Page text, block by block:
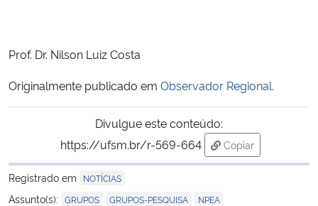
Prof. Dr. Nilson Luiz Costa
Originalmente publicado em Observador Regional.
Divulgue este conteúdo:
https://ufsm.br/r-569-664
Copiar
para área de
Registrado em
NOTÍCIAS
Assunto(s): GRUPOS GRUPOS-PESQUISA NPEA